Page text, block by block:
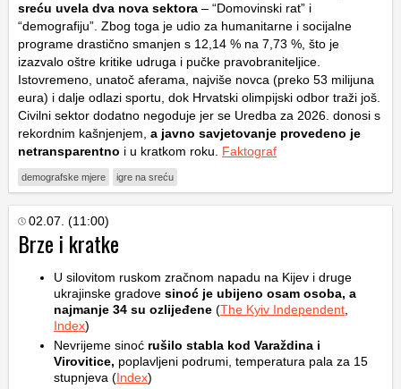
sreću uvela dva nova sektora – “Domovinski rat” i
“demografiju”. Zbog toga je udio za humanitarne i socijalne
programe drastično smanjen s 12,14 % na 7,73 %, što je
izazvalo oštre kritike udruga i pučke pravobraniteljice.
Istovremeno, unatoč aferama, najviše novca (preko 53 milijuna
eura) i dalje odlazi sportu, dok Hrvatski olimpijski odbor traži još.
Civilni sektor dodatno negoduje jer se Uredba za 2026. donosi s
rekordnim kašnjenjem, a javno savjetovanje provedeno je
netransparentno i u kratkom roku. Faktograf
demografske mjere igre na sreću
02.07. (11:00)
Brze i kratke
U silovitom ruskom zračnom napadu na Kijev i druge
ukrajinske gradove sinoć je ubijeno osam osoba, a
najmanje 34 su ozlijeđene (The Kyiv Independent,
Index)
Nevrijeme sinoć rušilo stabla kod Varaždina i
Virovitice, poplavljeni podrumi, temperatura pala za 15
stupnjeva (Index)